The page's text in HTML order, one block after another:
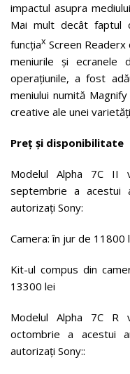
impactul asupra
Mai mult decât faptul
funcțiax Screen
meniurile și
operațiunile, a fost
meniului numită
creative ale unei
Preț și disponibilitate
Modelul Alpha 7C II
septembrie a
autorizați Sony:
Camera: în jur de 11800
Kit-ul compus din
13300 lei
Modelul Alpha 7C R
octombrie a acestui
autorizați Sony::